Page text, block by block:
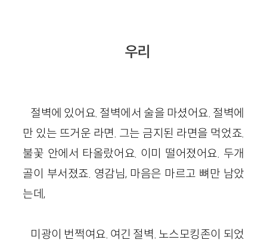
우리
절벽에 있어요. 절벽에서 술을 마셨어요. 절벽에
만 있는 뜨거운 라면. 그는 금지된 라면을 먹었죠.
불꽃 안에서 타올랐어요. 이미 떨어졌어요. 두개
골이 부서졌죠. 영감님, 마음은 마르고 뼈만 남았
는데,
미광이 번쩍여요. 여긴 절벽. 노스모킹존이 되었